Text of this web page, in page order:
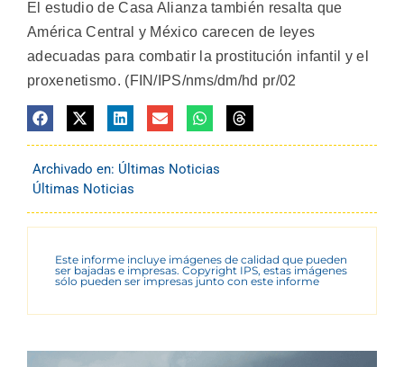
El estudio de Casa Alianza también resalta que
América Central y México carecen de leyes
adecuadas para combatir la prostitución infantil y el
proxenetismo. (FIN/IPS/nms/dm/hd pr/02
Archivado en: Últimas Noticias
Últimas Noticias
Este informe incluye imágenes de calidad que pueden
ser bajadas e impresas. Copyright IPS, estas imágenes
sólo pueden ser impresas junto con este informe